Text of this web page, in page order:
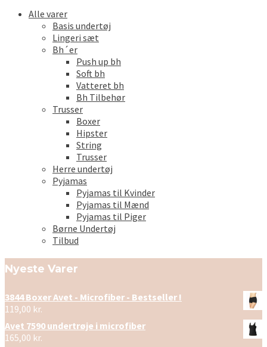
Alle varer
Basis undertøj
Lingeri sæt
Bh´er
Push up bh
Soft bh
Vatteret bh
Bh Tilbehør
Trusser
Boxer
Hipster
String
Trusser
Herre undertøj
Pyjamas
Pyjamas til Kvinder
Pyjamas til Mænd
Pyjamas til Piger
Børne Undertøj
Tilbud
Nyeste Varer
3844 Boxer Avet - Microfiber - Bestseller !
119,00 kr.
Avet 7590 undertrøje i microfiber
165,00 kr.